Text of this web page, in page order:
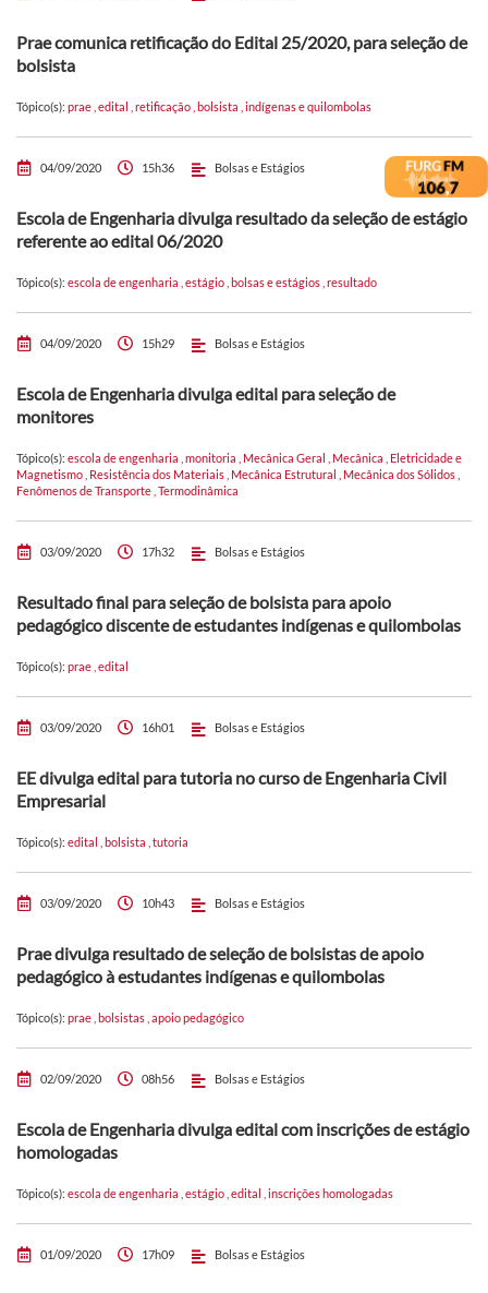
Prae comunica retificação do Edital 25/2020, para seleção de
bolsista
Tópico(s): prae edital retificação bolsista indígenas e quilombolas
04/09/2020 15h36 Bolsas e Estágios
Escola de Engenharia divulga resultado da seleção de estágio
referente ao edital 06/2020
Tópico(s): escola de engenharia estágio bolsas e estágios resultado
04/09/2020 15h29 Bolsas e Estágios
Escola de Engenharia divulga edital para seleção de
monitores
Tópico(s): escola de engenharia monitoria Mecânica Geral Mecânica
Eletricidade e
Magnetismo Resistência dos Materiais Mecânica Estrutural Mecânica dos Sólidos
Fenômenos de Transporte Termodinâmica
03/09/2020 17h32 Bolsas e Estágios
Resultado final para seleção de bolsista para apoio
pedagógico discente de estudantes indígenas e quilombolas
Tópico(s): prae edital
03/09/2020 16h01 Bolsas e Estágios
EE divulga edital para tutoria no curso de Engenharia Civil
Empresarial
Tópico(s): edital bolsista tutoria
03/09/2020 10h43 Bolsas e Estágios
Prae divulga resultado de seleção de bolsistas de apoio
pedagógico à estudantes indígenas e quilombolas
Tópico(s): prae bolsistas apoio pedagógico
02/09/2020 08h56 Bolsas e Estágios
Escola de Engenharia divulga edital com inscrições de estágio
homologadas
Tópico(s): escola de engenharia estágio edital inscrições homologadas
01/09/2020 17h09 Bolsas e Estágios